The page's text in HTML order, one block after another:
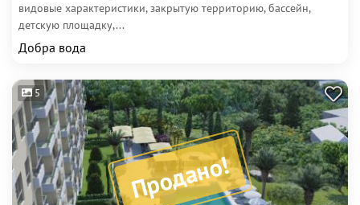
видовые характеристики, закрытую территорию, бассейн,
детскую площадку,...
Добра вода
Продано!
5